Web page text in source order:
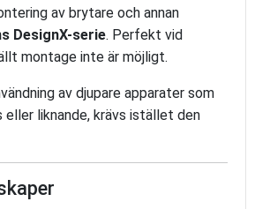
av brytare och annan
DesignX-serie. Perfekt vid
montage inte är möjligt.
av djupare apparater som
eller liknande, krävs istället den